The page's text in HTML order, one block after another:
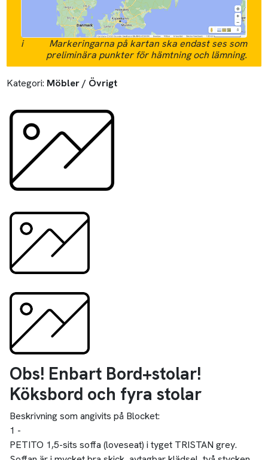
i
Markeringarna på kartan ska endast ses som
preliminära punkter för hämtning och lämning.
Kategori: Möbler / Övrigt
Obs! Enbart Bord+stolar!
Köksbord och fyra stolar
Beskrivning som angivits på Blocket:
1 -
PETITO 1,5-sits soffa (loveseat) i tyget TRISTAN grey.